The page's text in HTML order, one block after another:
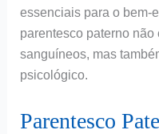
essenciais para o bem-
parentesco paterno
sanguíneos, mas
psicológico.
Parentesco